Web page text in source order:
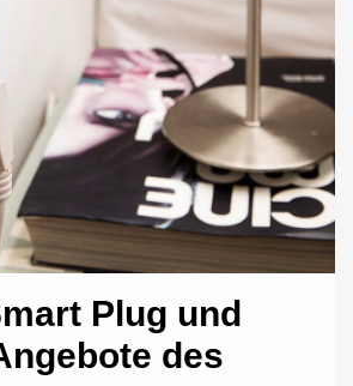
Plug und
des